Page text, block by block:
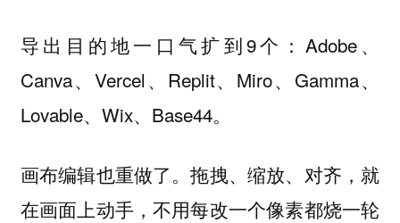
导出目的地一口气扩到9个：Adobe、
Canva、Vercel、Replit、Miro、Gamma、
Lovable、Wix、Base44。
画布编辑也重做了。拖拽、缩放、对齐，就
在画面上动手，不用每改一个像素都烧一轮